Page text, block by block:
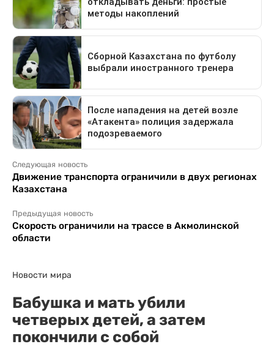
Следующая новость
Движение транспорта ограничили в двух регионах
Казахстана
Предыдущая новость
Скорость ограничили на трассе в Акмолинской
области
Новости мира
Бабушка и мать убили
четверых детей, а затем
покончили с собой